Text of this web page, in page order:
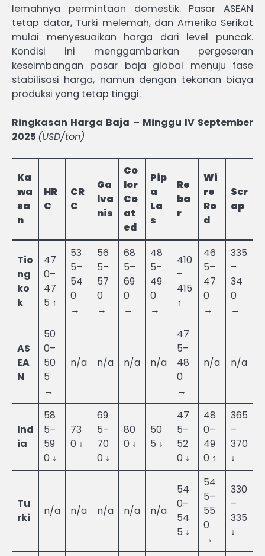
lemahnya permintaan domestik. Pasar ASEAN
tetap datar, Turki melemah, dan Amerika Serikat
mulai menyesuaikan harga dari level puncak.
Kondisi ini menggambarkan pergeseran
keseimbangan pasar baja global menuju fase
stabilisasi harga, namun dengan tekanan biaya
produksi yang tetap tinggi.
Ringkasan Harga Baja – Minggu IV September
2025 (USD/ton)
Ka
wa
sa
n
HR
C
CR
C
Ga
lva
nis
Co
lor
Co
at
ed
Pip
a
La
s
Re
ba
r
Wi
re
Ro
d
Scr
ap
Tio
ng
ko
k
47
0–
47
5 ↑
53
5–
54
0
→
56
5–
57
0
→
68
5–
69
0
→
48
5–
49
0
→
410
–
415
↑
46
5–
47
0
→
335
–
34
0
→
AS
EA
N
50
0–
50
5
→
n/a n/a n/a n/a
47
5–
48
0
→
n/a n/a
Ind
ia
58
5–
59
0 ↓
73
0 ↓
69
5–
70
0 ↓
80
0 ↓
50
5 ↓
47
5–
52
0 ↓
48
0–
49
0 ↑
365
–
370
↓
Tu
rki
n/a n/a n/a n/a n/a
54
0–
54
5 ↓
54
5–
55
0
→
330
–
335
↓